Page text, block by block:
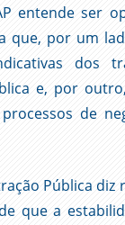
entende ser
que, por um
dos
e, por
de
Pública diz
que a